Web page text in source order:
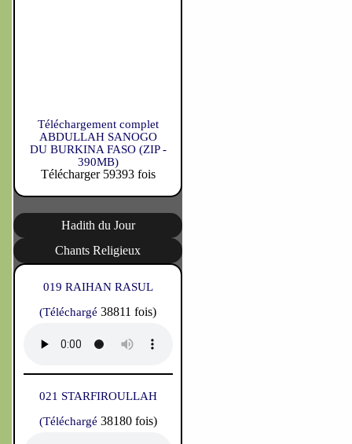
Téléchargement complet
ABDULLAH SANOGO
DU BURKINA FASO (ZIP -
390MB)
Télécharger 59393 fois
Hadith du Jour
Chants Religieux
019 RAIHAN RASUL
(Téléchargé 38811 fois)
021 STARFIROULLAH
(Téléchargé 38180 fois)